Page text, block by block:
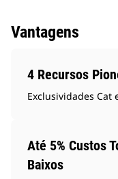
Vantagens
4 Recursos
Exclusividades Cat
Até 5% Custos
Baixos